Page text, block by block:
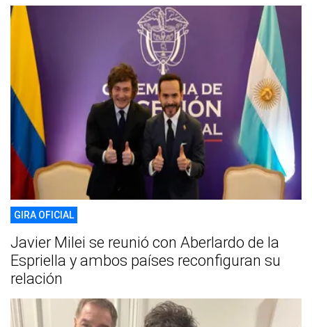
GIRA OFICIAL
Javier Milei se reunió con Aberlardo de la
Espriella y ambos países reconfiguran su
relación